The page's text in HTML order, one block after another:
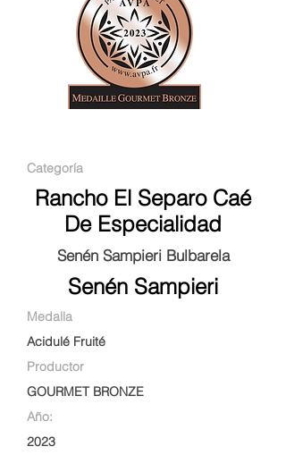
Categoría
Rancho El Separo Caé
De Especialidad
Senén Sampieri Bulbarela
Senén Sampieri
Medalla
Acidulé Fruité
Productor
GOURMET BRONZE
Año:
2023